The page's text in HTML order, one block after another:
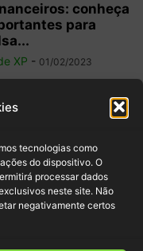
tecnologias como
do dispositivo. O
processar dados
neste site. Não
negativamente certos
conheça
para
XP - 01/02/2023
a operar em
dicas para
XP - 31/01/2023
a importância
para acionistas
22/01/2023